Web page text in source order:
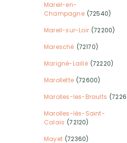
Mareil-en-
Champagne (72540)
Mareil-sur-Loir (72200)
Maresché (72170)
Marigné-Laillé (72220)
Marollette (72600)
Marolles-les-Braults
Marolles-lès-Saint-
Calais (72120)
Mayet (72360)